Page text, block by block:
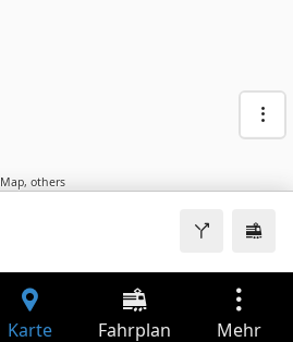
, others
Karte Fahrplan Mehr